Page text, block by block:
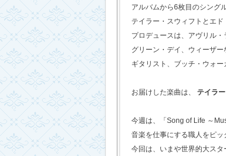
アルバムから6枚目のシング
テイラー・スウィフトとエド
プロデュースは、アヴリル・
グリーン・デイ、ウィーザ
ギタリスト、ブッチ・ウォー
お届けした楽曲は、 テイラ
今週は、「Song of Life ～
音楽を仕事にする職人をピッ
今回は、いまや世界的大ス